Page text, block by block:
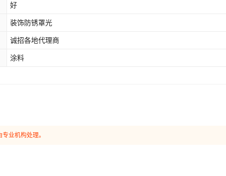
好
装饰防锈罩光
诚招各地代理商
涂料
业机构处理。